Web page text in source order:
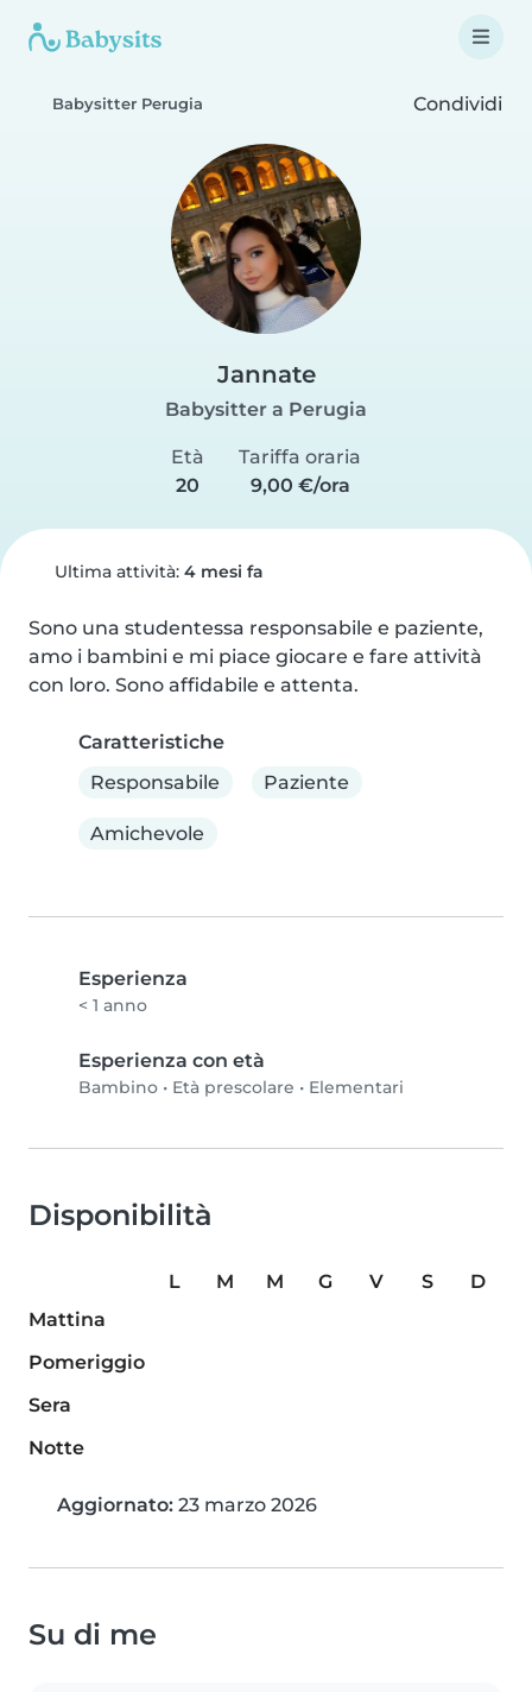
Babysitter Perugia Condividi
Jannate
Babysitter a Perugia
Età
20
Tariffa oraria
9,00 €/ora
Ultima attività: 4 mesi fa
Sono una studentessa responsabile e paziente,
amo i bambini e mi piace giocare e fare attività
con loro. Sono affidabile e attenta.
Caratteristiche
Responsabile
Paziente
Amichevole
Esperienza
< 1 anno
Esperienza con età
Bambino • Età prescolare • Elementari
Disponibilità
L M M G V S
D
Mattina
Pomeriggio
Sera
Notte
Aggiornato: 23 marzo 2026
Su di me